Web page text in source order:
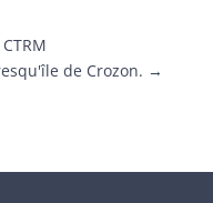
de Crozon. →